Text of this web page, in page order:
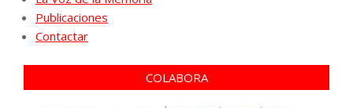
Publicaciones
Contactar
COLABORA